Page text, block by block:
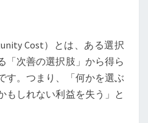
徹
底
解
説！
Cost）とは、ある選択
「次善の選択肢」から得ら
す。つまり、「何かを選ぶ
もしれない利益を失う」と